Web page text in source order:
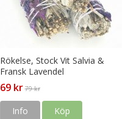
Rökelse, Stock Vit Salvia &
Fransk Lavendel
69 kr 79 kr
Info Köp